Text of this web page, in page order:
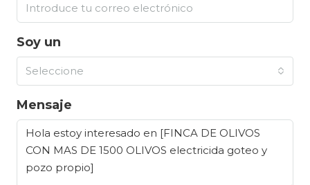
Soy un
Seleccione
Mensaje